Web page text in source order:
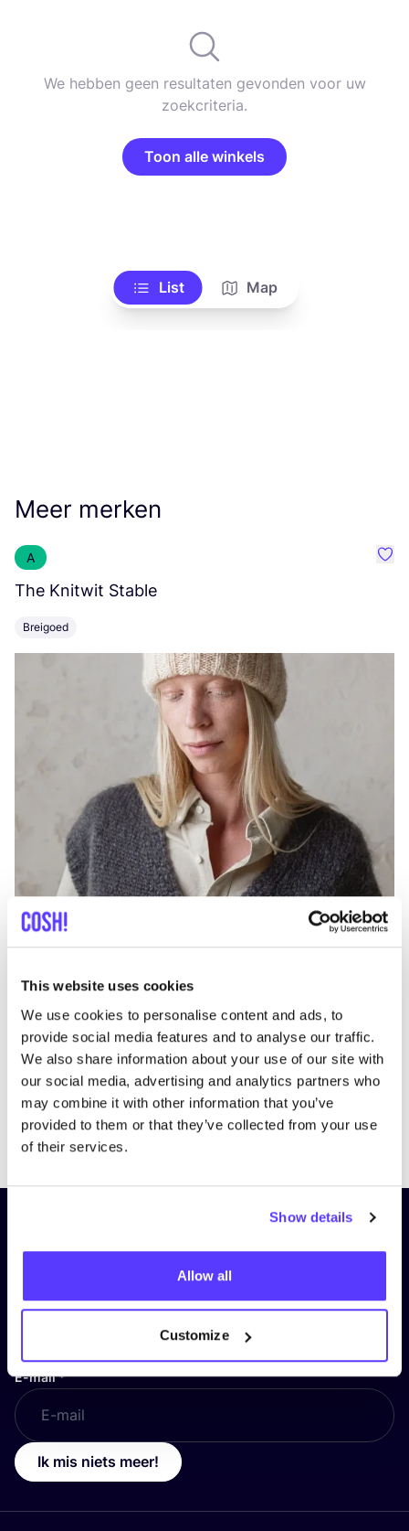
This website uses cookies
We use cookies to personalise content and ads, to
provide social media features and to analyse our traffic.
We also share information about your use of our site with
our social media, advertising and analytics partners who
may combine it with other information that you’ve
provided to them or that they’ve collected from your use
of their services.
Show details
Allow all
Customize
We hebben geen resultaten gevonden voor uw
zoekcriteria.
Toon alle winkels
List Map
Meer merken
A
The Knitwit Stable
Breigoed
PreviousNext
Schrijf je in op onze nieuwsbrief
en blijf op de hoogte!
Voornaam*
E-mail*
Ik mis niets meer!